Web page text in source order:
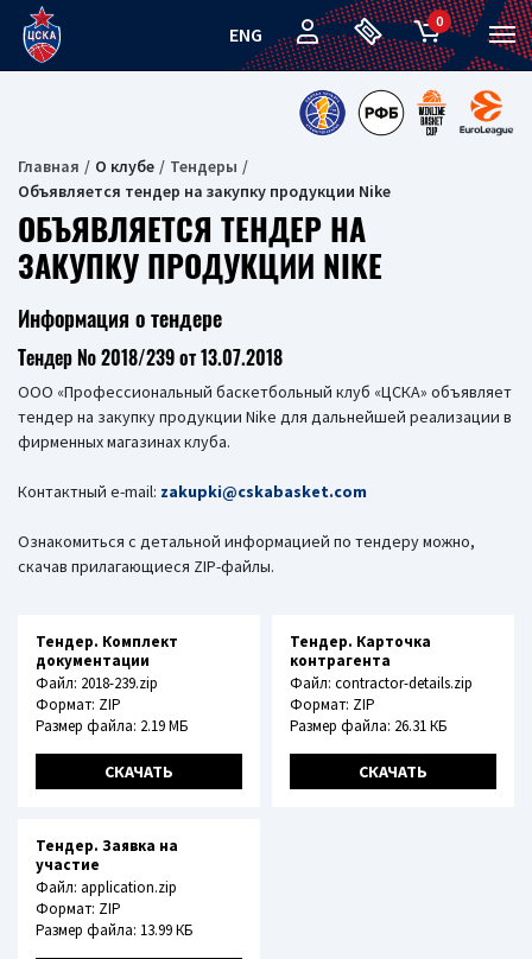
ENG
0
Главная О клубе
Тендеры
Объявляется тендер на закупку продукции Nike
ОБЪЯВЛЯЕТСЯ ТЕНДЕР НА
ЗАКУПКУ ПРОДУКЦИИ NIKE
Информация о тендере
Тендер № 2018/239 от 13.07.2018
ООО «Профессиональный баскетбольный клуб «ЦСКА» объявляет
тендер на закупку продукции Nike для дальнейшей реализации в
фирменных магазинах клуба.
Контактный e-mail: zakupki@cskabasket.com
Ознакомиться с детальной информацией по тендеру можно,
скачав прилагающиеся ZIP-файлы.
Тендер. Комплект
документации
Файл: 2018-239.zip
Формат: ZIP
Размер файла: 2.19 МБ
СКАЧАТЬ
Тендер. Карточка
контрагента
Файл: contractor-details.zip
Формат: ZIP
Размер файла: 26.31 КБ
СКАЧАТЬ
Тендер. Заявка на
участие
Файл: application.zip
Формат: ZIP
Размер файла: 13.99 КБ